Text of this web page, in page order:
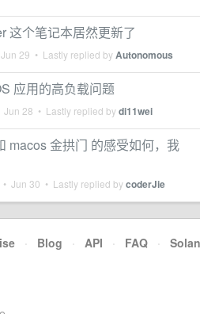
这个笔记本居然更新了
Jun 29 • Lastly replied byAutonomous
应用的高负载问题
Jun 28 • Lastly replied bydi11wei
macos 金拱门 的感受如何，我
• Jun 30 • Lastly replied bycoderJie
· Blog · API · FAQ ·